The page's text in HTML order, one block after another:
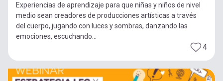
Experiencias de aprendizaje para que niñas y niños de nivel
medio sean creadores de producciones artísticas a través
del cuerpo, jugando con luces y sombras, danzando las
emociones, escuchando...
4